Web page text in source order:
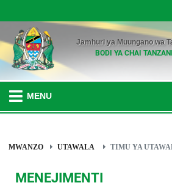
Jamhuri ya Muungano wa
BODI YA CHAI
MENU
MWANZO UTAWALA TIMU YA
MENEJIMENTI